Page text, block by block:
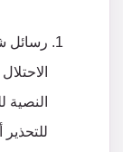
رسائل
النصية